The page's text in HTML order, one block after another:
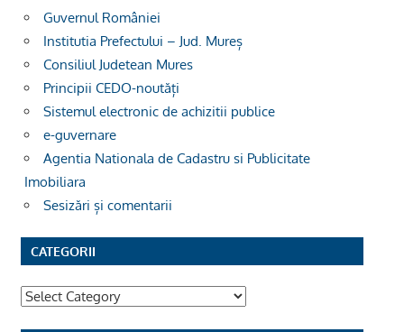
Guvernul României
Institutia Prefectului – Jud. Mureș
Consiliul Judetean Mures
Principii CEDO-noutăți
Sistemul electronic de achizitii publice
e-guvernare
Agentia Nationala de Cadastru si Publicitate
Imobiliara
Sesizări și comentarii
CATEGORII
Categorii